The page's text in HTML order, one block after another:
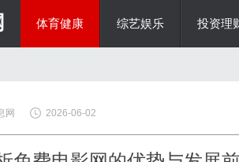
体育健康 综艺娱乐 投资理
网 2026-06-02